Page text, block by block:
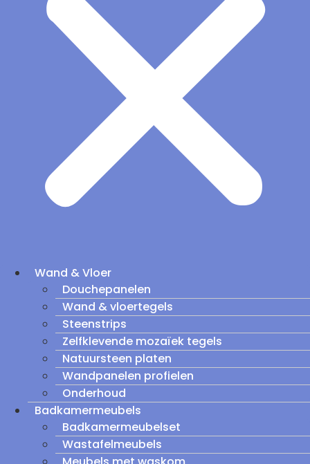
Wand & Vloer
Douchepanelen
Wand & vloertegels
Steenstrips
Zelfklevende mozaïek tegels
Natuursteen platen
Wandpanelen profielen
Onderhoud
Badkamermeubels
Badkamermeubelset
Wastafelmeubels